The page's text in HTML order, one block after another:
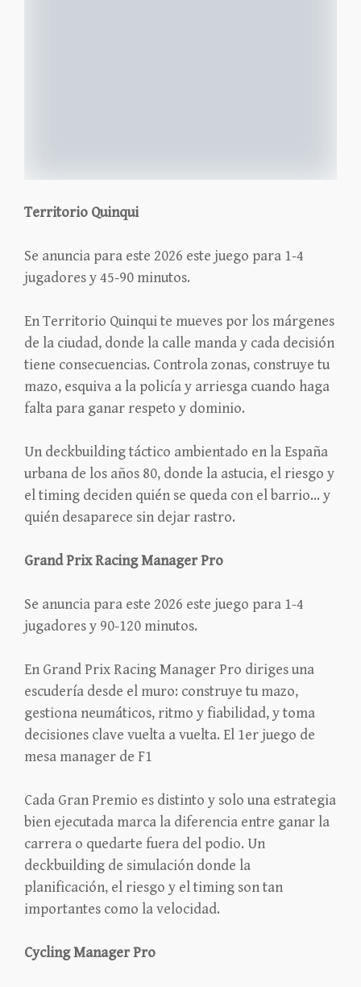
Territorio Quinqui
Se anuncia para este 2026 este juego para 1-4
jugadores y 45-90 minutos.
En Territorio Quinqui te mueves por los márgenes
de la ciudad, donde la calle manda y cada decisión
tiene consecuencias. Controla zonas, construye tu
mazo, esquiva a la policía y arriesga cuando haga
falta para ganar respeto y dominio.
Un deckbuilding táctico ambientado en la España
urbana de los años 80, donde la astucia, el riesgo y
el timing deciden quién se queda con el barrio… y
quién desaparece sin dejar rastro.
Grand Prix Racing Manager Pro
Se anuncia para este 2026 este juego para 1-4
jugadores y 90-120 minutos.
En Grand Prix Racing Manager Pro diriges una
escudería desde el muro: construye tu mazo,
gestiona neumáticos, ritmo y fiabilidad, y toma
decisiones clave vuelta a vuelta. El 1er juego de
mesa manager de F1
Cada Gran Premio es distinto y solo una estrategia
bien ejecutada marca la diferencia entre ganar la
carrera o quedarte fuera del podio. Un
deckbuilding de simulación donde la
planificación, el riesgo y el timing son tan
importantes como la velocidad.
Cycling Manager Pro